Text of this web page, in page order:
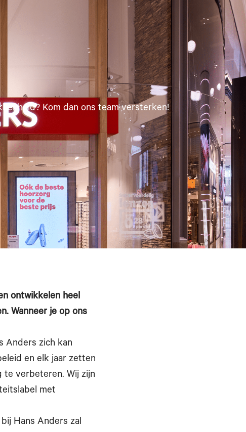
Kom dan ons team versterken!
ontwikkelen heel
Wanneer je op ons
Anders zich kan
en elk jaar zetten
te verbeteren. Wij zijn
met
Hans Anders zal